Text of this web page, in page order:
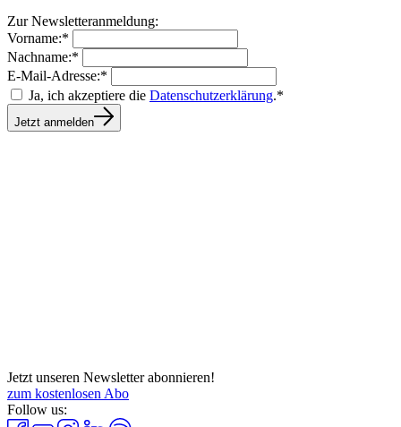
Zur Newsletteranmeldung:
Vorname:*
Nachname:*
E-Mail-Adresse:*
Ja, ich akzeptiere die Datenschutzerklärung.*
Jetzt anmelden
Jetzt unseren Newsletter abonnieren!
zum kostenlosen Abo
Follow us: